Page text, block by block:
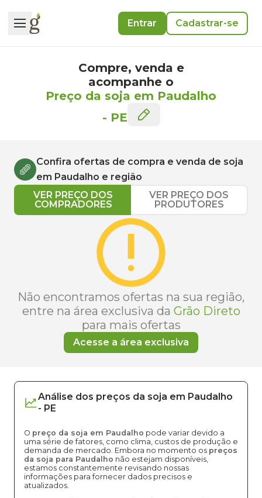
Entrar Cadastrar-se
Compre, venda e
acompanhe o
Preço da soja em Paudalho
- PE
Confira ofertas de compra e venda de soja
em Paudalho e região
VER PREÇO DOS
COMPRADORES
VER PREÇO DOS
PRODUTORES
Não encontramos ofertas na sua região,
entre na área exclusiva da Grão Direto
para mais ofertas
Acesse a área exclusiva
Análise dos preços da soja em Paudalho
- PE
O preço da soja em Paudalho pode variar devido a
uma série de fatores, como clima, custos de produção e
demanda de mercado. Embora no momento os preços
da soja para Paudalho não estejam disponíveis,
estamos constantemente revisando nossas
informações para fornecer dados precisos e
atualizados.